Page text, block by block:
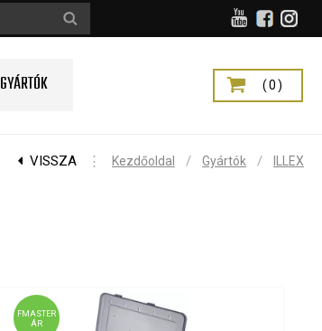
GYÁRTÓK (0)
VISSZA ⋮ Kezdőoldal / Gyártók / ILLEX
FMASTER
ÁR